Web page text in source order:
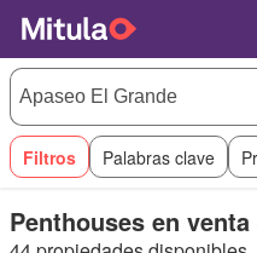
Filtros Palabras clave
Penthouses en